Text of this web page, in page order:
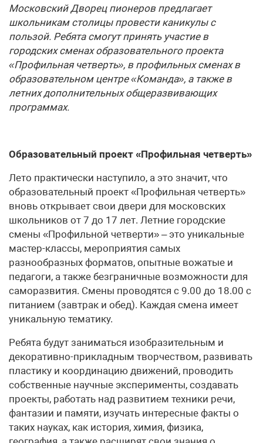
Московский Дворец пионеров предлагает
школьникам столицы провести каникулы с
пользой. Ребята смогут принять участие в
городских сменах образовательного проекта
«Профильная четверть», в профильных сменах в
образовательном центре «Команда», а также в
летних дополнительных общеразвивающих
программах.
Образовательный проект «Профильная четверть»
Лето практически наступило, а это значит, что
образовательный проект «Профильная четверть»
вновь открывает свои двери для московских
школьников от 7 до 17 лет. Летние городские
смены «Профильной четверти» – это уникальные
мастер-классы, мероприятия самых
разнообразных форматов, опытные вожатые и
педагоги, а также безграничные возможности для
саморазвития. Смены проводятся с 9.00 до 18.00 с
питанием (завтрак и обед). Каждая смена имеет
уникальную тематику.
Ребята будут заниматься изобразительным и
декоративно-прикладным творчеством, развивать
пластику и координацию движений, проводить
собственные научные эксперименты, создавать
проекты, работать над развитием техники речи,
фантазии и памяти, изучать интересные факты о
таких науках, как история, химия, физика,